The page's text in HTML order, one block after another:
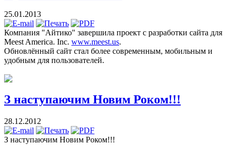
25.01.2013
Компания "Айтико" завершила проект с разработки сайта для
Meest America. Inc. www.meest.us.
Обновлённый сайт стал более современным, мобильным и
удобным для пользователей.
З наступаючим Новим Роком!!!
28.12.2012
З наступаючим Новим Роком!!!